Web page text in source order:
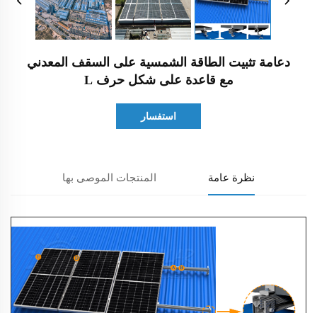
دعامة تثبيت الطاقة الشمسية على السقف المعدني
مع قاعدة على شكل حرف L
استفسار
نظرة عامة المنتجات الموصى بها